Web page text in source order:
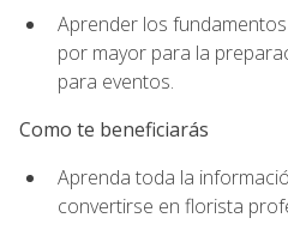
Aprender los
por mayor para la
para eventos.
Como te beneficiarás
Aprenda toda la
convertirse en florista